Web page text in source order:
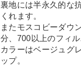
裏地には半永久的な
くれます。
またモスコビーダウ
分、700以上のフィ
カラーはベージュグ
ップ。